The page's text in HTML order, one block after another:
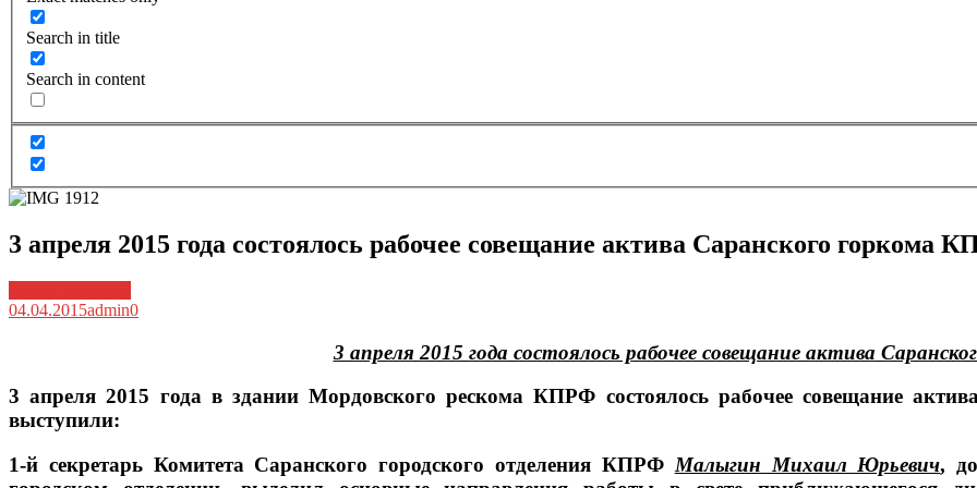
Search in title
Search in content
3 апреля 2015 года состоялось рабочее совещание актива Саранского горкома
04.04.2015admin0
3 апреля 2015 года состоялось рабочее совещание актива
3 апреля 2015 года в здании Мордовского рескома КПРФ состоялось рабочее совещание
выступили:
1-й секретарь Комитета Саранского городского отделения КПРФ Малыгин Михаил Юрьевич,